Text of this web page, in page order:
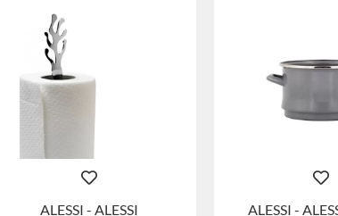
ALESSI - ALESSI
ALESSI -